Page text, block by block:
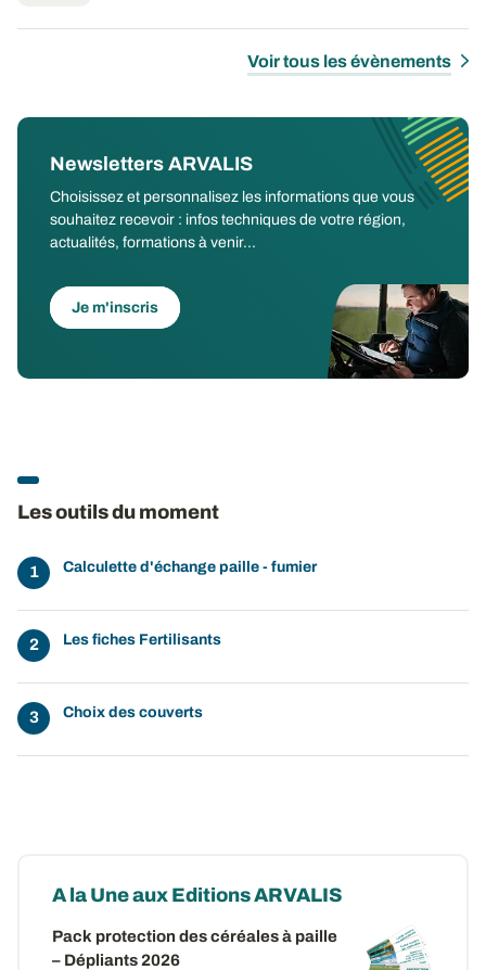
Voir tous les évènements
Newsletters ARVALIS
Choisissez et personnalisez les informations que vous
souhaitez recevoir : infos techniques de votre région,
actualités, formations à venir...
Je m'inscris
Les outils du moment
Calculette d'échange paille - fumier
Les fiches Fertilisants
Choix des couverts
A la Une aux Editions ARVALIS
Pack protection des céréales à paille
– Dépliants 2026